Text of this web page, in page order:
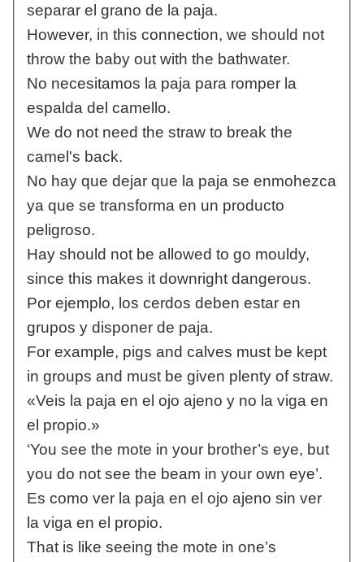
separar el grano de la paja.
However, in this connection, we should not
throw the baby out with the bathwater.
No necesitamos la paja para romper la
espalda del camello.
We do not need the straw to break the
camel's back.
No hay que dejar que la paja se enmohezca
ya que se transforma en un producto
peligroso.
Hay should not be allowed to go mouldy,
since this makes it downright dangerous.
Por ejemplo, los cerdos deben estar en
grupos y disponer de paja.
For example, pigs and calves must be kept
in groups and must be given plenty of straw.
«Veis la paja en el ojo ajeno y no la viga en
el propio.»
‘You see the mote in your brother’s eye, but
you do not see the beam in your own eye’.
Es como ver la paja en el ojo ajeno sin ver
la viga en el propio.
That is like seeing the mote in one’s